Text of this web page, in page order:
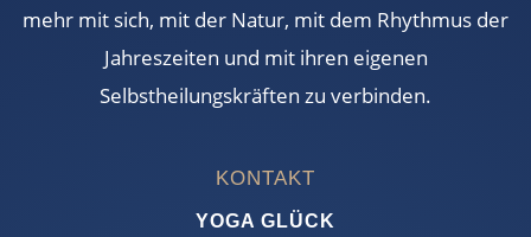
mehr mit sich, mit der Natur, mit dem Rhythmus der
Jahreszeiten und mit ihren eigenen
Selbstheilungskräften zu verbinden.
KONTAKT
YOGA GLÜCK